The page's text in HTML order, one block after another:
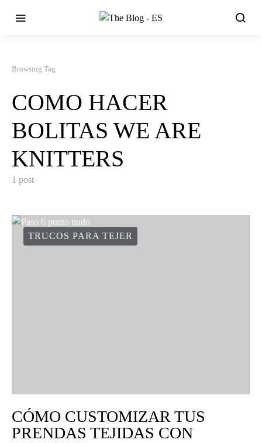
Browsing Tag
COMO HACER
BOLITAS WE ARE
KNITTERS
1 post
TRUCOS PARA TEJER
CÓMO CUSTOMIZAR TUS
PRENDAS TEJIDAS CON